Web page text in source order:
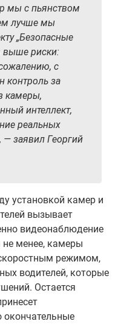
мы с пьянством
лучше мы
„Безопасные
выше риски:
с
контроль за
камеры,
интеллект,
реальных
заявил Георгий
установкой камер и
вызывает
видеонаблюдение
не менее, камеры
режимом,
водителей, которые
Остается
окончательные